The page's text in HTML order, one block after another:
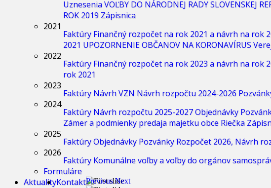
UzneseniaVOĽBY DO NÁRODNEJ RADY SLOVENSKEJ
ROK 2019 Zápisnica
2021
Faktúry Finančný rozpočet na rok 2021 a návrh na rok
2021 UPOZORNENIE OBČANOV NA KORONAVÍRUS
2022
Faktúry Finančný rozpočet na rok 2023 a návrh na rok
rok 2021
2023
Faktúry Návrh VZN Návrh rozpočtu 2024-2026
2024
Faktúry Návrh rozpočtu 2025-2027Objednávky
Zámer a podmienky predaja majetku obce Riečka
2025
FaktúryObjednávky Pozvánky Rozpočet 2026, Návrh
2026
Faktúry Komunálne voľby a voľby do orgánov
Formuláre
AktualityKontaktPrevious Next